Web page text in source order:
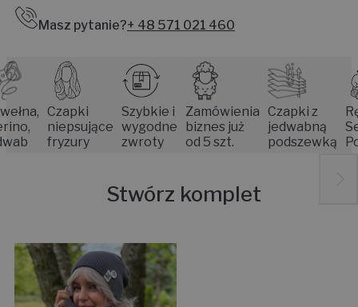
Masz pytanie?+ 48 571 021 460
Czapki
niepsujące
fryzury
Szybkie i
wygodne
zwroty
Zamówienia
biznes już
od 5 szt.
Czapki z
jedwabną
podszewką
Stwórz komplet